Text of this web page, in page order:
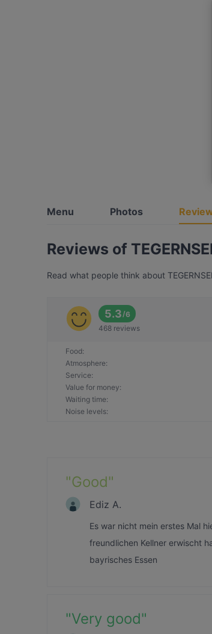
Menu Photos
Reviews of
Read what people think about
5.3/6
468 reviews
Food:
Atmosphere:
Service:
Value for money:
Waiting time:
Noise levels:
"Good"
Ediz A.
Es war nicht mein erstes Mal
freundlichen Kellner erwischt
bayrisches Essen
"Very good"